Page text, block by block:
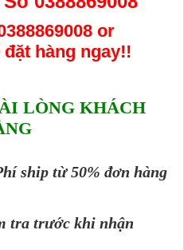
or
đặt hàng ngay!!
LÒNG KHÁCH
ship từ 50% đơn hàng
tra trước khi nhận